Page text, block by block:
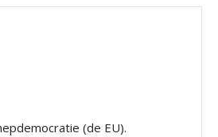
(de EU).